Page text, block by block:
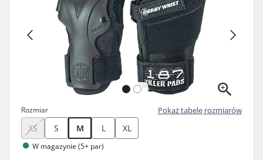
Rozmiar Pokaż tabelę rozmiarów
XS S M L XL
W magazynie (5+ par)